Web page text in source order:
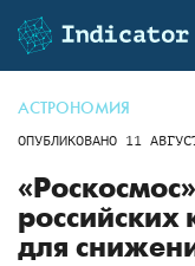
АСТРОНОМИЯ
ОПУБЛИКОВАНО 11
для